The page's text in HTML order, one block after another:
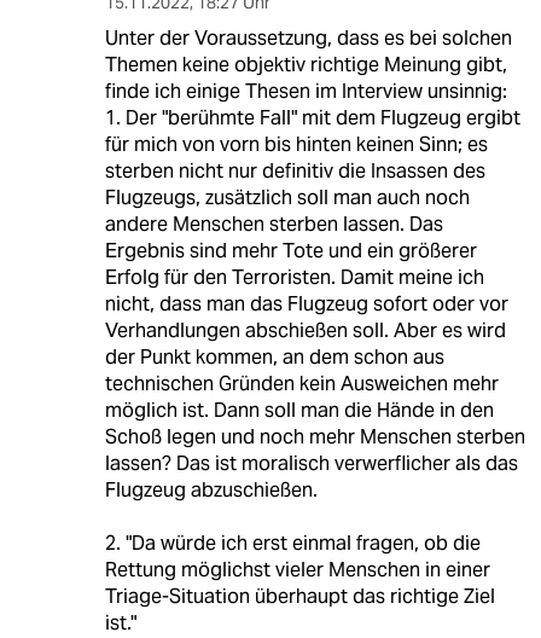
Unter der Voraussetzung, dass es bei solchen
Themen keine objektiv richtige Meinung gibt,
finde ich einige Thesen im Interview unsinnig:
1. Der "berühmte Fall" mit dem Flugzeug ergibt
für mich von vorn bis hinten keinen Sinn; es
sterben nicht nur definitiv die Insassen des
Flugzeugs, zusätzlich soll man auch noch
andere Menschen sterben lassen. Das
Ergebnis sind mehr Tote und ein größerer
Erfolg für den Terroristen. Damit meine ich
nicht, dass man das Flugzeug sofort oder vor
Verhandlungen abschießen soll. Aber es wird
der Punkt kommen, an dem schon aus
technischen Gründen kein Ausweichen mehr
möglich ist. Dann soll man die Hände in den
Schoß legen und noch mehr Menschen sterben
lassen? Das ist moralisch verwerflicher als das
Flugzeug abzuschießen.
2. "Da würde ich erst einmal fragen, ob die
Rettung möglichst vieler Menschen in einer
Triage-Situation überhaupt das richtige Ziel
ist."